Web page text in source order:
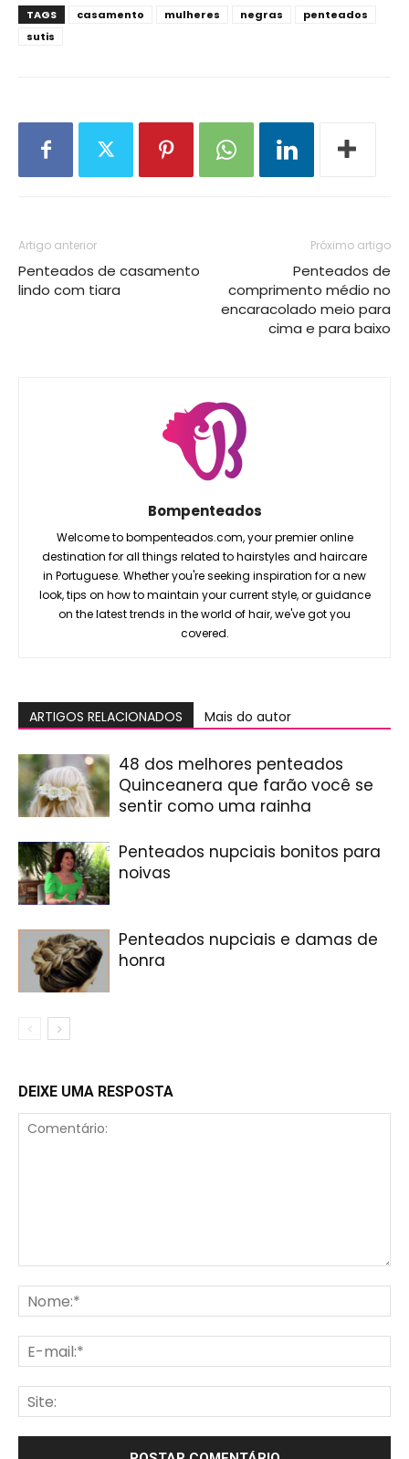
TAGS casamento mulheres negras
penteados
sutis
Artigo anterior
Penteados de casamento
lindo com tiara
Próximo artigo
Penteados de
comprimento médio no
encaracolado meio para
cima e para baixo
Bompenteados
Welcome to bompenteados.com, your premier online
destination for all things related to hairstyles and haircare
in Portuguese. Whether you're seeking inspiration for a new
look, tips on how to maintain your current style, or guidance
on the latest trends in the world of hair, we've got you
covered.
ARTIGOS RELACIONADOS Mais do autor
48 dos melhores penteados
Quinceanera que farão você se
sentir como uma rainha
Penteados nupciais bonitos para
noivas
Penteados nupciais e damas de
honra
DEIXE UMA RESPOSTA